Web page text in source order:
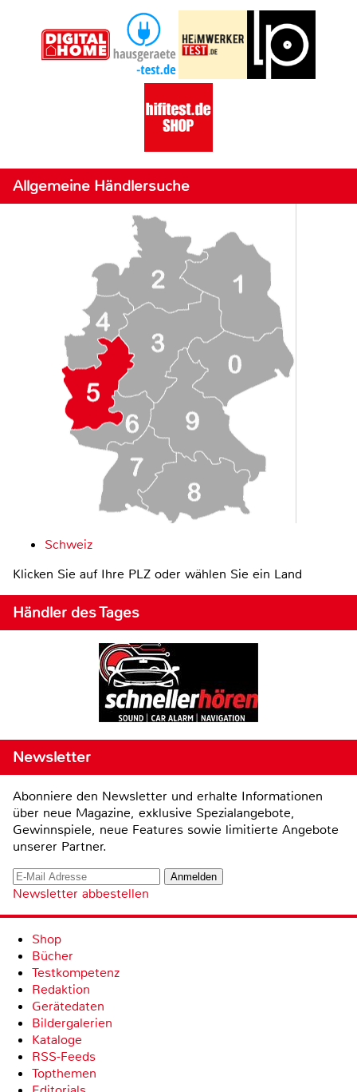
Allgemeine Händlersuche
Schweiz
Klicken Sie auf Ihre PLZ oder wählen Sie ein Land
Händler des Tages
Newsletter
Abonniere den Newsletter und erhalte Informationen
über neue Magazine, exklusive Spezialangebote,
Gewinnspiele, neue Features sowie limitierte Angebote
unserer Partner.
Newsletter abbestellen
Shop
Bücher
Testkompetenz
Redaktion
Gerätedaten
Bildergalerien
Kataloge
RSS-Feeds
Topthemen